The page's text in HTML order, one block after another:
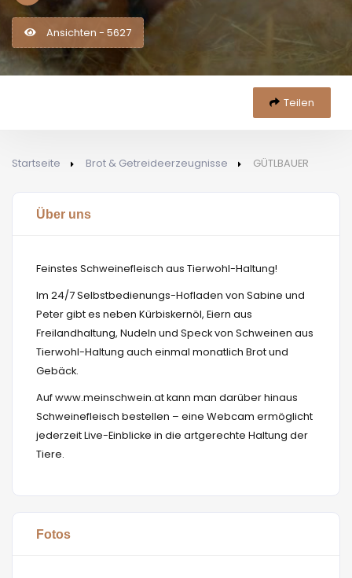
Ansichten - 5627
Teilen
Startseite Brot & Getreideerzeugnisse GÜTLBAUER
Über uns
Feinstes Schweinefleisch aus Tierwohl-Haltung!
Im 24/7 Selbstbedienungs-Hofladen von Sabine und
Peter gibt es neben Kürbiskernöl, Eiern aus
Freilandhaltung, Nudeln und Speck von Schweinen aus
Tierwohl-Haltung auch einmal monatlich Brot und
Gebäck.
Aufwww.meinschwein.atkann man darüber hinaus
Schweinefleisch bestellen – eine Webcam ermöglicht
jederzeit Live-Einblicke in die artgerechte Haltung der
Tiere.
Fotos